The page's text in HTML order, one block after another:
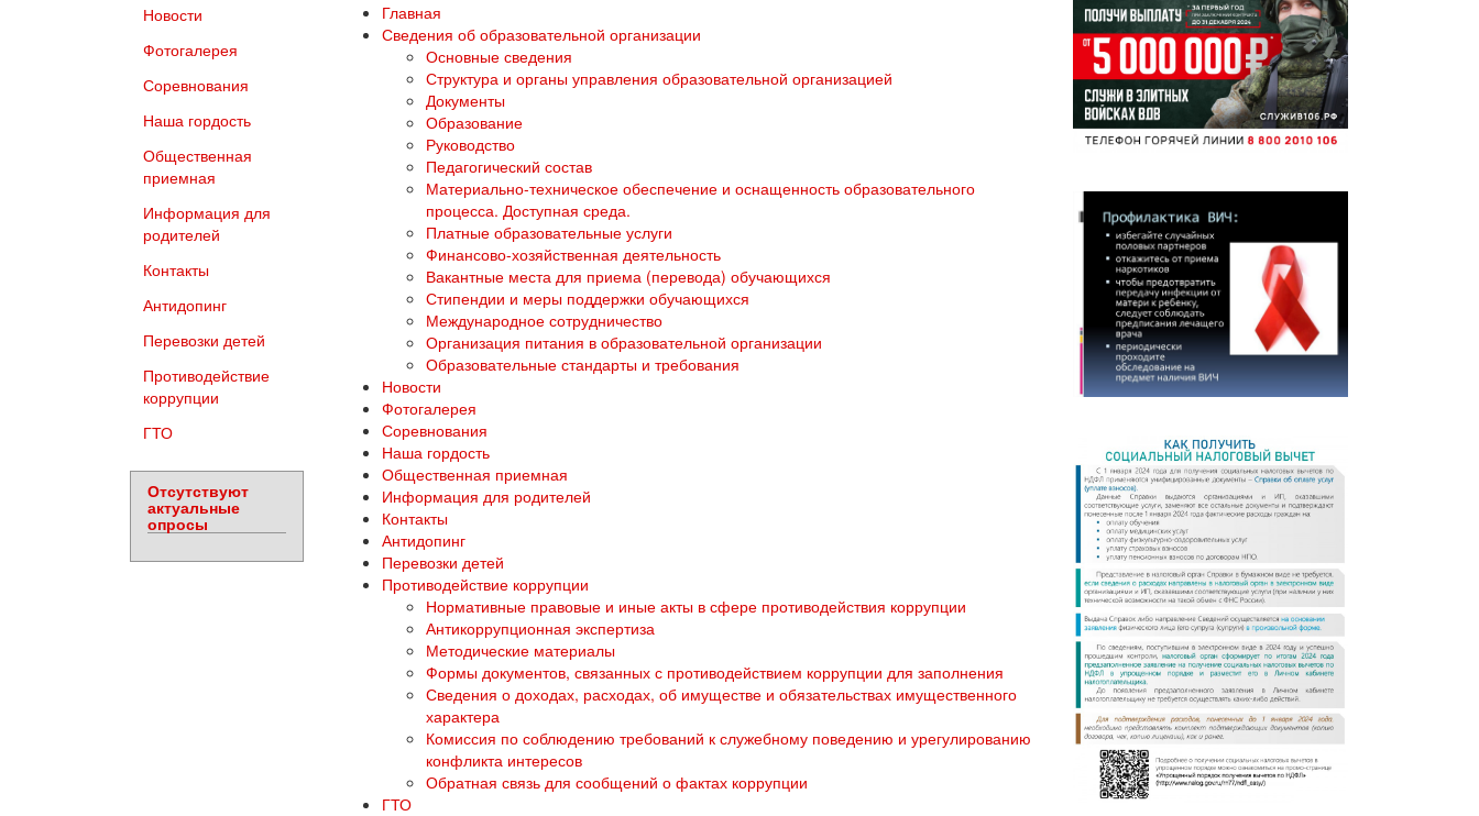
Новости
Фотогалерея
Соревнования
Наша гордость
Общественная
приемная
Информация для
родителей
Контакты
Антидопинг
Перевозки детей
Противодействие
коррупции
ГТО
Отсутствуют
актуальные
опросы
Главная
Сведения об образовательной организации
Основные сведения
Структура и органы управления образовательной организацией
Документы
Образование
Руководство
Педагогический состав
Материально-техническое обеспечение и оснащенность образовательного
процесса. Доступная среда.
Платные образовательные услуги
Финансово-хозяйственная деятельность
Вакантные места для приема (перевода) обучающихся
Стипендии и меры поддержки обучающихся
Международное сотрудничество
Организация питания в образовательной организации
Образовательные стандарты и требования
Новости
Фотогалерея
Соревнования
Наша гордость
Общественная приемная
Информация для родителей
Контакты
Антидопинг
Перевозки детей
Противодействие коррупции
Нормативные правовые и иные акты в сфере противодействия коррупции
Антикоррупционная экспертиза
Методические материалы
Формы документов, связанных с противодействием коррупции для заполнения
Сведения о доходах, расходах, об имуществе и обязательствах имущественного
характера
Комиссия по соблюдению требований к служебному поведению и урегулированию
конфликта интересов
Обратная связь для сообщений о фактах коррупции
ГТО